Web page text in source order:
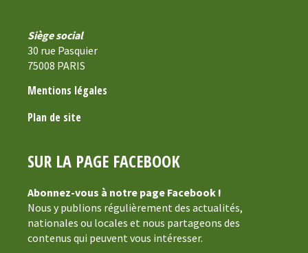
Siège social
30 rue Pasquier
75008 PARIS
Mentions légales
Plan de site
SUR LA PAGE FACEBOOK
Abonnez-vous à notre page Facebook !
Nous y publions régulièrement des actualités,
nationales ou locales et nous partageons des
contenus qui peuvent vous intéresser.